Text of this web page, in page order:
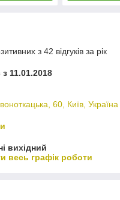
з 42 відгуків за рік
11.01.2018
60, Київ, Україна
вихідний
весь графік роботи